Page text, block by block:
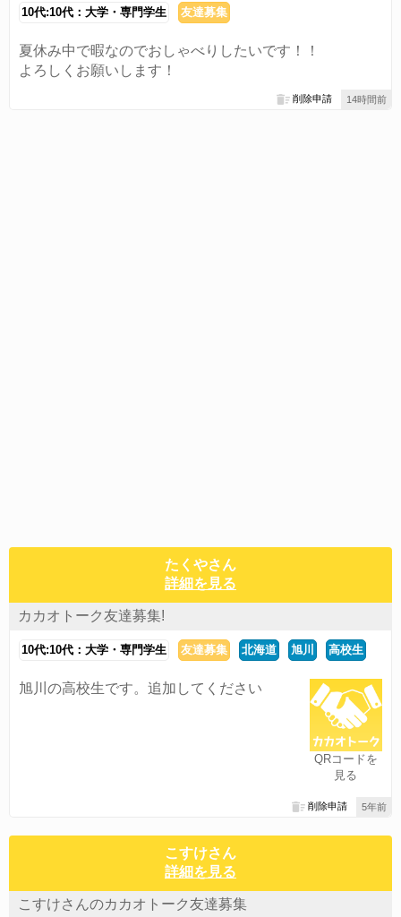
10代:10代：大学・専門学生 友達募集
夏休み中で暇なのでおしゃべりしたいです！！
よろしくお願いします！
14時間前
削除申請
たくやさん
詳細を見る
カカオトーク友達募集!
10代:10代：大学・専門学生 友達募集 北海道 旭川 高校生
QRコードを
見る
旭川の高校生です。追加してください
5年前
削除申請
こすけさん
詳細を見る
こすけさんのカカオトーク友達募集